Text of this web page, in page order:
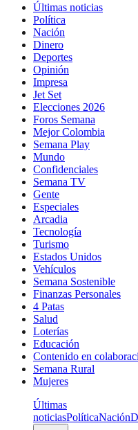
Últimas noticias
Política
Nación
Dinero
Deportes
Opinión
Impresa
Jet Set
Elecciones 2026
Foros Semana
Mejor Colombia
Semana Play
Mundo
Confidenciales
Semana TV
Gente
Especiales
Arcadia
Tecnología
Turismo
Estados Unidos
Vehículos
Semana Sostenible
Finanzas Personales
4 Patas
Salud
Loterías
Educación
Contenido en
Semana Rural
Mujeres
Últimas
noticiasPolíticaNación